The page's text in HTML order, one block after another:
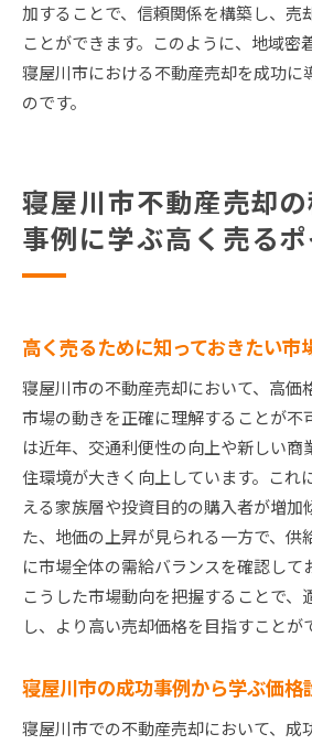
加することで、信頼関係を構築し、売
ことができます。このように、地域密
寝屋川市における不動産売却を成功に
のです。
寝屋川市不動産売却
事例に学ぶ高く売る
高く売るために知っておきたい市
寝屋川市の不動産売却において、高価
市場の動きを正確に理解することが不
は近年、交通利便性の向上や新しい商
住環境が大きく向上しています。これ
える家族層や投資目的の購入者が増加
た、地価の上昇が見られる一方で、供
に市場全体の需給バランスを確認して
こうした市場動向を把握することで、
し、より高い売却価格を目指すことが
寝屋川市の成功事例から学ぶ価格
寝屋川市での不動産売却において、成